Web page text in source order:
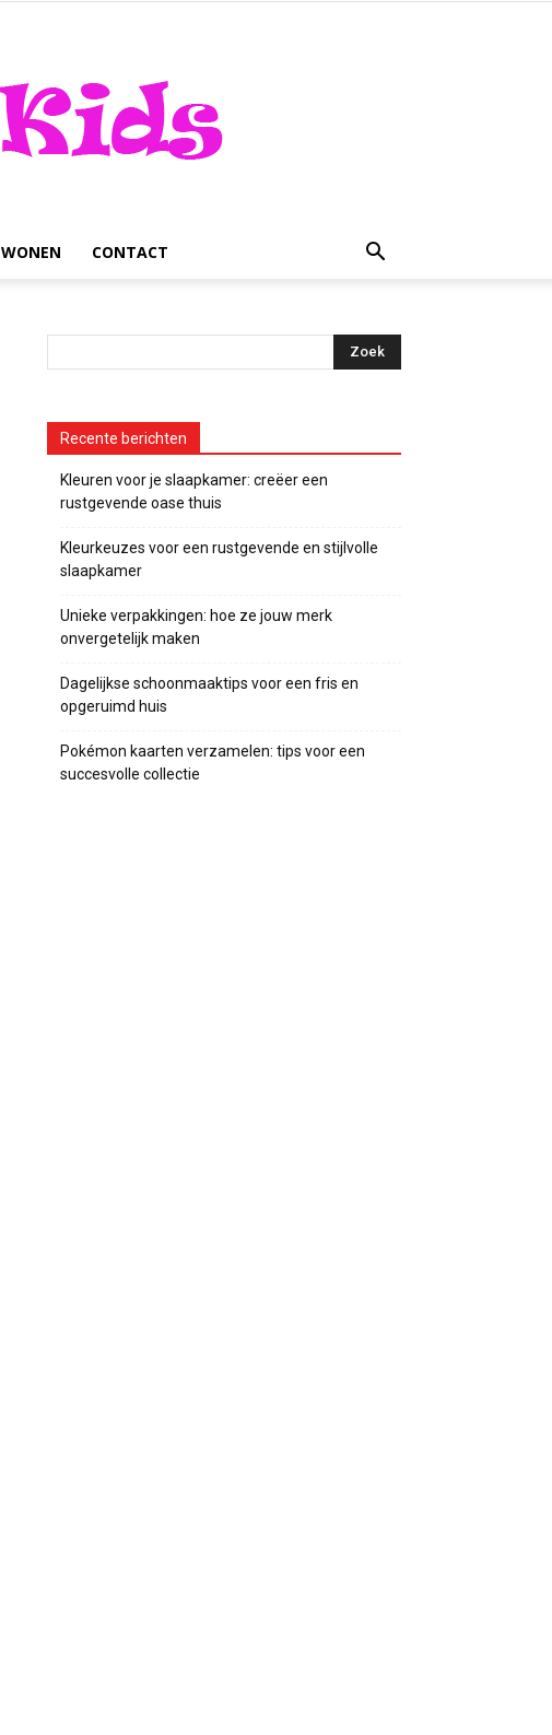
WONEN CONTACT
Recente berichten
Kleuren voor je slaapkamer: creëer een
rustgevende oase thuis
Kleurkeuzes voor een rustgevende en stijlvolle
slaapkamer
Unieke verpakkingen: hoe ze jouw merk
onvergetelijk maken
Dagelijkse schoonmaaktips voor een fris en
opgeruimd huis
Pokémon kaarten verzamelen: tips voor een
succesvolle collectie